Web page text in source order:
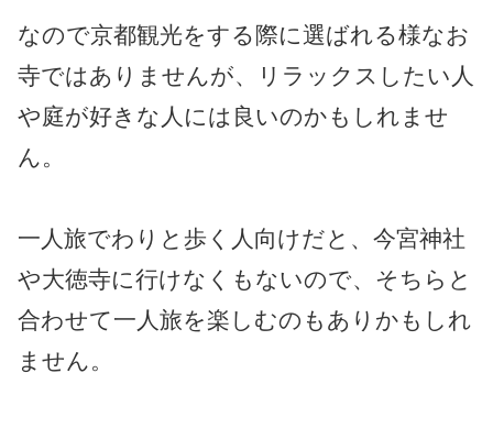
なので京都観光をする際に選ばれる様なお
寺ではありませんが、リラックスしたい人
や庭が好きな人には良いのかもしれませ
ん。
一人旅でわりと歩く人向けだと、今宮神社
や大徳寺に行けなくもないので、そちらと
合わせて一人旅を楽しむのもありかもしれ
ません。